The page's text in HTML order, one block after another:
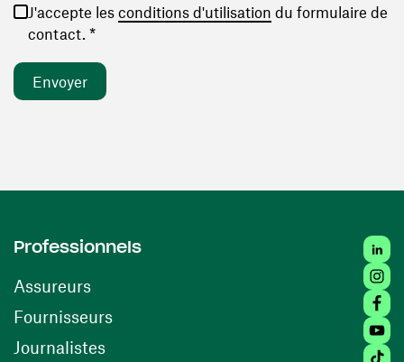
J'accepte les conditions d'utilisation (ouvre une
du formulaire de
contact. *
Professionnels
Assureurs
Fournisseurs(ouvre une nouvelle fenêtre)
Journalistes